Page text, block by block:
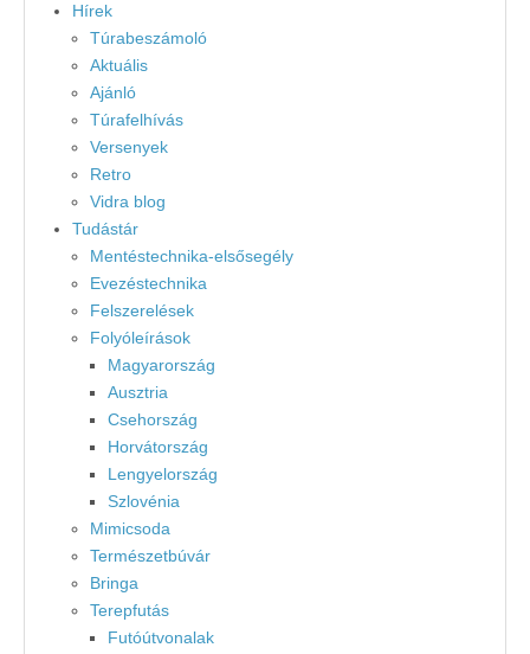
Hírek
Túrabeszámoló
Aktuális
Ajánló
Túrafelhívás
Versenyek
Retro
Vidra blog
Tudástár
Mentéstechnika-elsősegély
Evezéstechnika
Felszerelések
Folyóleírások
Magyarország
Ausztria
Csehország
Horvátország
Lengyelország
Szlovénia
Mimicsoda
Természetbúvár
Bringa
Terepfutás
Futóútvonalak